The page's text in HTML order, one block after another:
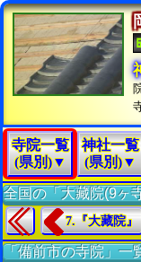
寺院一覧
(県別)▼
神社一覧
(県別)▼
全国の「大藏院(9ヶ
7.『大藏院』
「備前市の寺院」一